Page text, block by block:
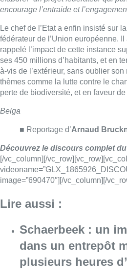
[/vc_column][/
image=”690470″][/vc_column][/
Lire aussi :
Schaerbeek : un
dans un entrepôt
plusieurs heures